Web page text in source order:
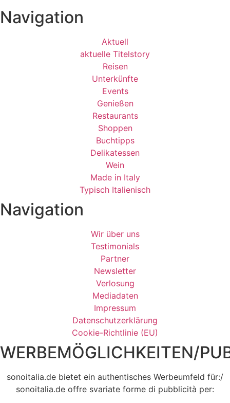
Navigation
Aktuell
aktuelle Titelstory
Reisen
Unterkünfte
Events
Genießen
Restaurants
Shoppen
Buchtipps
Delikatessen
Wein
Made in Italy
Typisch Italienisch
Navigation
Wir über uns
Testimonials
Partner
Newsletter
Verlosung
Mediadaten
Impressum
Datenschutzerklärung
Cookie-Richtlinie (EU)
WERBEMÖGLICHKEITEN/
sonoitalia.de bietet ein authentisches Werbeumfeld für:/
sonoitalia.de offre svariate forme di pubblicità per: